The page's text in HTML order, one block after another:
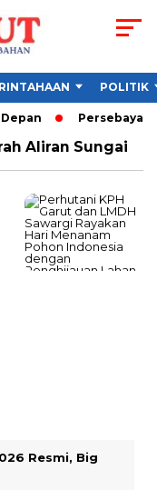
POLITIK
Persebaya
Aliran Sungai
Resmi, Big